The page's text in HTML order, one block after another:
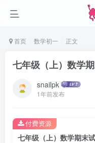
首页 数学初一 正文
七年级（上）数学
snailpk
1年前发布
七年级（上）数学期末
付费资源